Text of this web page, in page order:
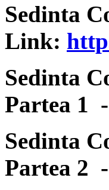
Sedinta
Link:
Sedinta
Partea 1
Sedinta
Partea 2